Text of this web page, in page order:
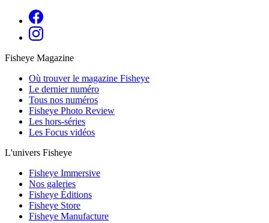
Fisheye Magazine
Où trouver le magazine Fisheye
Le dernier numéro
Tous nos numéros
Fisheye Photo Review
Les hors-séries
Les Focus vidéos
L'univers Fisheye
Fisheye Immersive
Nos galeries
Fisheye Éditions
Fisheye Store
Fisheye Manufacture